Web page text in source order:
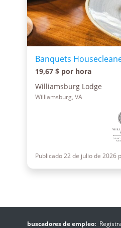
Banquets
19,67 $ por hora
Williamsburg Lodge
Williamsburg, VA
Publicado 22 de julio de 2026
buscadores de empleo: